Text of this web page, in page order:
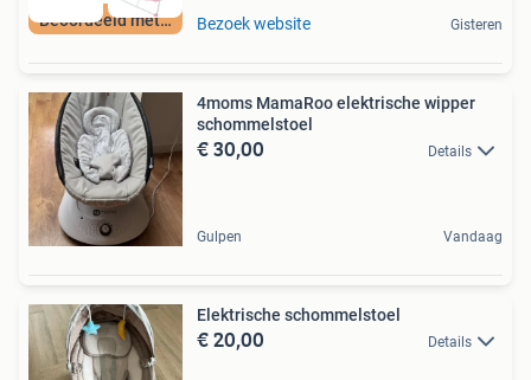
Beoordeeld met 9+ Bezoek website Gisteren
4moms MamaRoo elektrische wipper
schommelstoel
€ 30,00 Details
Gulpen Vandaag
Elektrische schommelstoel
€ 20,00 Details